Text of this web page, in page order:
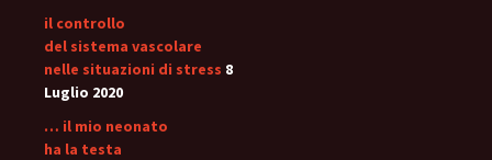
il controllo
del sistema vascolare
nelle situazioni di stress 8
Luglio 2020
… il mio neonato
ha la testa